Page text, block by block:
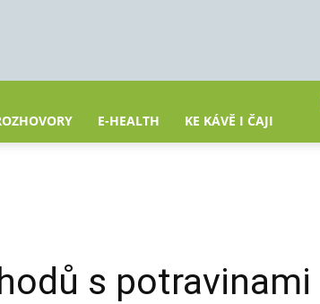
E-HEALTH KE KÁVĚ I ČAJI
s potravinami